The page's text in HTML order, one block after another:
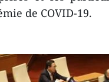
de COVID-19.